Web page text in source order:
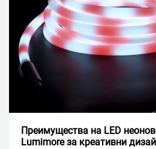
Преимущества на LED
Lumimore за креативни